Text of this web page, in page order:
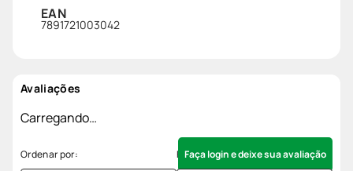
EAN
7891721003042
Avaliações
Carregando…
Faça login e deixe sua avaliação